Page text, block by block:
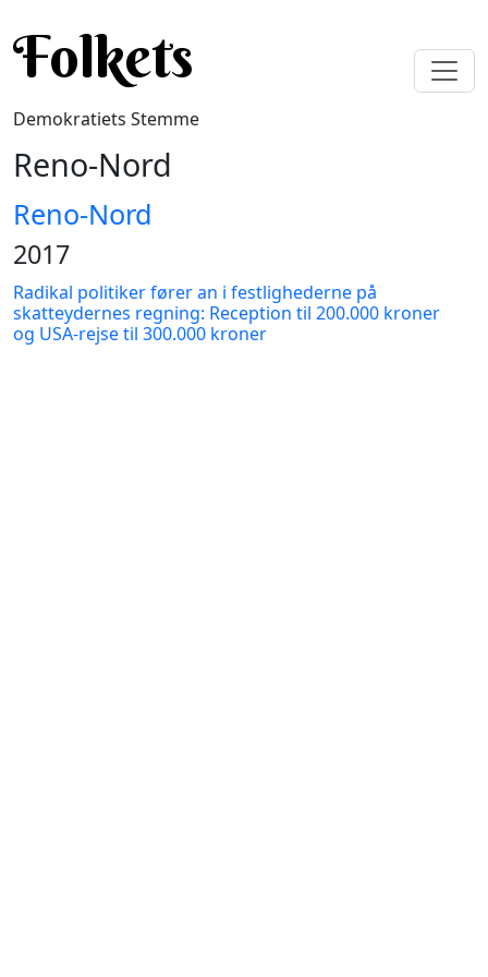
Folkets
Demokratiets Stemme
Reno-Nord
Reno-Nord
2017
Radikal politiker fører an i festlighederne på
skatteydernes regning: Reception til 200.000 kroner
og USA-rejse til 300.000 kroner